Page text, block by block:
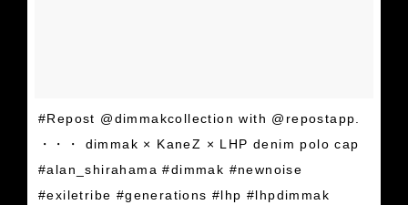
#Repost @dimmakcollection with @repostapp.
・・・ dimmak × KaneZ × LHP denim polo cap
#alan_shirahama #dimmak #newnoise
#exiletribe #generations #lhp #lhpdimmak